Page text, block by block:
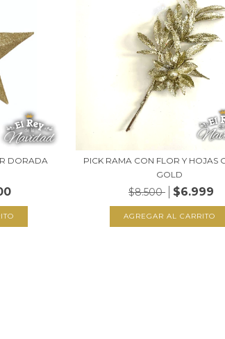
DORADA
PICK RAMA CON FLOR Y HOJAS
GOLD
$8.500 $6.999